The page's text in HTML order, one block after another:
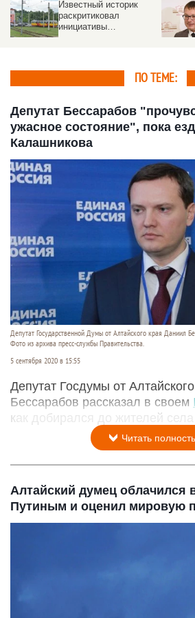
Четыре плюса и два
минуса. Глава первого
на Алтае района,
ПО ТЕМЕ:
Депутат Бессарабов
ужасное состояние", пока
Калашникова
Депутат Государственной Думы от Алтайского края Даниил
Фото из архива пресс-службы Правительства.
5 сентября 2020 в 15:55
Депутат Госдумы от
Бессарабов рассказал в своем
как добирался до жителей села
Читать
Алтайский думец облачился
Путиным и оценил мировую